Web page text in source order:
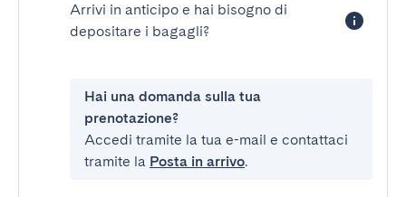
Arrivi in anticipo e hai bisogno di
depositare i bagagli?
Hai una domanda sulla tua
prenotazione?
Accedi tramite la tua e-mail e contattaci
tramite la Posta in arrivo.